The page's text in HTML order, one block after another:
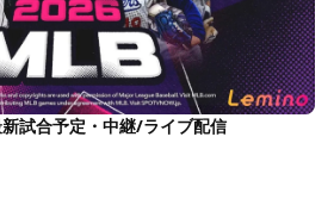
試合予定・中継/ライブ配信